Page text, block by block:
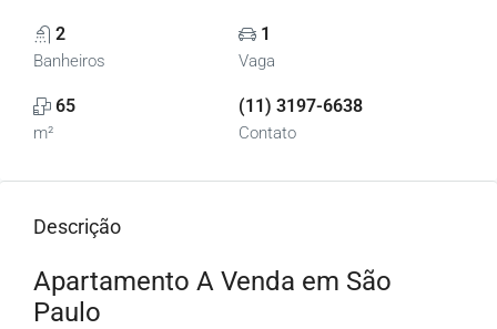
2
Banheiros
1
Vaga
65
m²
(11) 3197-6638
Contato
Descrição
Apartamento A Venda em São
Paulo